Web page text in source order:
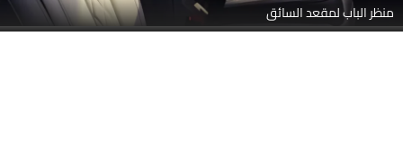
منظر الباب لمقعد السائق